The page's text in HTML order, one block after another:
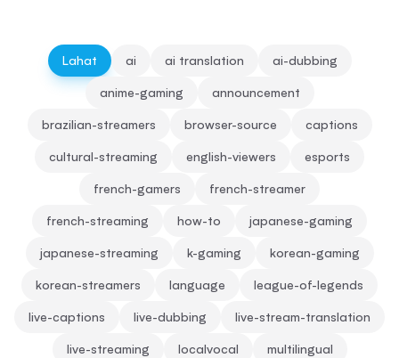
Lahat ai ai translation ai-dubbing
anime-gaming announcement
brazilian-streamers browser-source captions
cultural-streaming english-viewers esports
french-gamers french-streamer
french-streaming how-to japanese-gaming
japanese-streaming k-gaming korean-gaming
korean-streamers language league-of-legends
live-captions live-dubbing live-stream-translation
live-streaming localvocal multilingual